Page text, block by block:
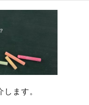
短文など(意味
ます。